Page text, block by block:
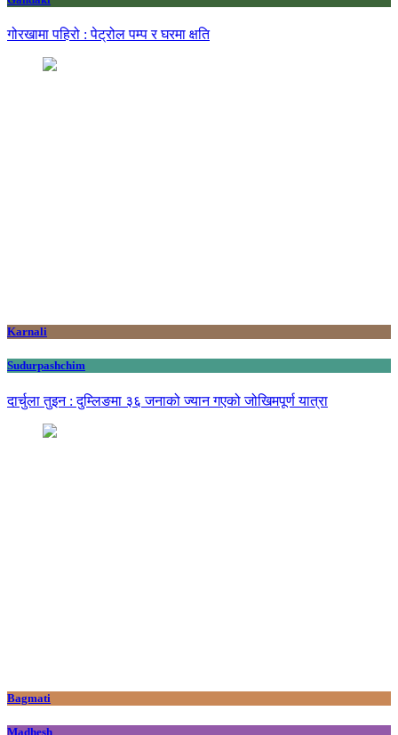
गोरखामा पहिरो : पेट्रोल पम्प र घरमा क्षति
Karnali
Sudurpashchim
दार्चुला तुइन : दुम्लिङमा ३६ जनाको ज्यान गएको जोखिमपूर्ण यात्रा
Bagmati
Madhesh